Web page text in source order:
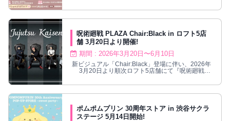
呪術廻戦 PLAZA Chair:Black in ロフト5店
舗 3月20日より開催!
期間 : 2026年3月20日〜6月10日
新ビジュアル「Chair:Black」登場に伴い、2026年
3月20日より順次ロフト5店舗にて『呪術廻戦
ポムポムプリン 30周年ストア in 渋谷サクラ
ステージ 5月14日開始!